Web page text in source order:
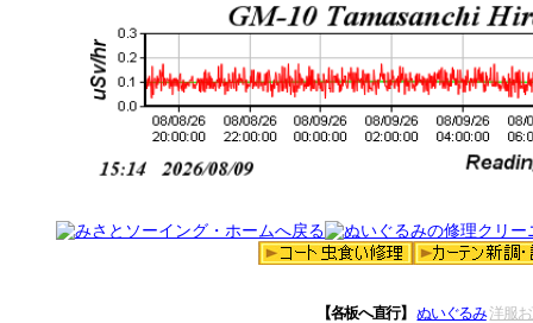
【各板へ直行】 ぬいぐるみ 洋服